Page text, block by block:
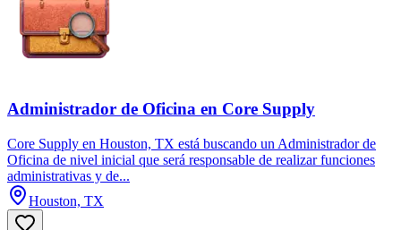
Administrador de Oficina en Core Supply
Core Supply en Houston, TX está buscando un Administrador de
Oficina de nivel inicial que será responsable de realizar funciones
administrativas y de...
Houston, TX